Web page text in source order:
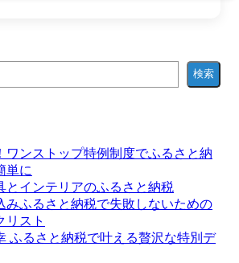
検索
ワンストップ特例制度でふるさと納
単に
とインテリアのふるさと納税
みふるさと納税で失敗しないための
リスト
ふるさと納税で叶える贅沢な特別デ